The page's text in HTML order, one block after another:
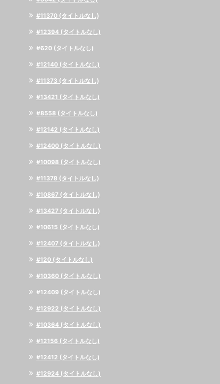
#11370 (タイトルなし)
#12394 (タイトルなし)
#620 (タイトルなし)
#12140 (タイトルなし)
#11373 (タイトルなし)
#13421 (タイトルなし)
#8558 (タイトルなし)
#12142 (タイトルなし)
#12400 (タイトルなし)
#10098 (タイトルなし)
#11378 (タイトルなし)
#10867 (タイトルなし)
#13427 (タイトルなし)
#10615 (タイトルなし)
#12407 (タイトルなし)
#120 (タイトルなし)
#10360 (タイトルなし)
#12409 (タイトルなし)
#12922 (タイトルなし)
#10364 (タイトルなし)
#12156 (タイトルなし)
#12412 (タイトルなし)
#12924 (タイトルなし)